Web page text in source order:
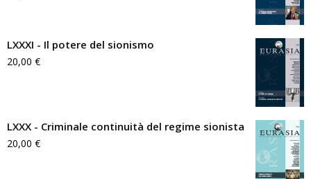
LXXXI - Il potere del sionismo
20,00 €
LXXX - Criminale continuità del regime sionista
20,00 €